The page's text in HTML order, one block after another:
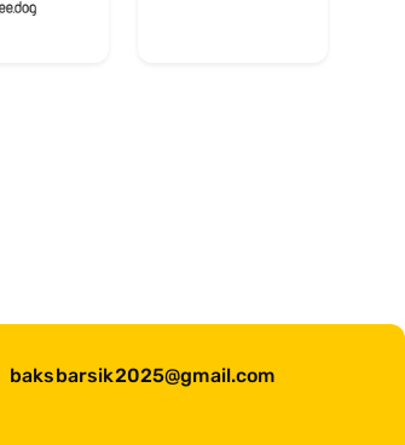
baksbarsik2025@gmail.com